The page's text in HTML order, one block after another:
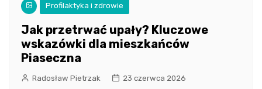
Profilaktyka i zdrowie
Jak przetrwać upały? Kluczowe
wskazówki dla mieszkańców
Piaseczna
Radosław Pietrzak 23 czerwca 2026